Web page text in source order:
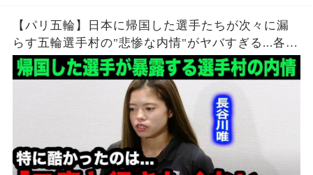
【パリ五輪】日本に帰国した選手たちが次々に漏
らす五輪選手村の"悲惨な内情"がヤバすぎる...各国
各所からも相次ぐ不満の本音が...【海外の反応】